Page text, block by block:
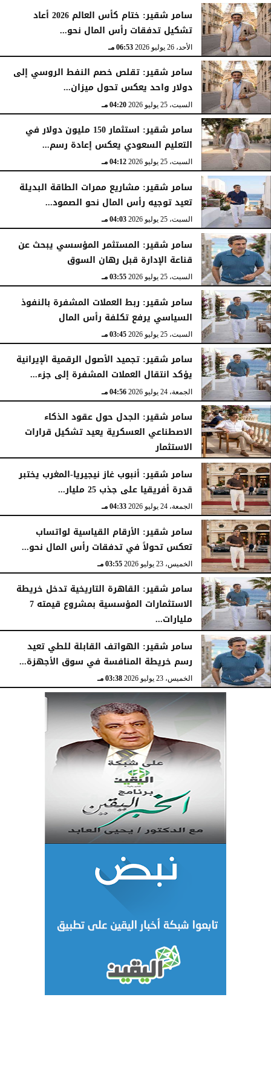
الأحد، 26 يوليو 2026 07:03 مـ
سامر شقير: ختام كأس العالم 2026 أعاد
تشكيل تدفقات رأس المال نحو...
الأحد، 26 يوليو 2026 06:53 مـ
سامر شقير: تقلص خصم النفط الروسي إلى
دولار واحد يعكس تحول ميزان...
السبت، 25 يوليو 2026 04:20 مـ
سامر شقير: استثمار 150 مليون دولار في
التعليم السعودي يعكس إعادة رسم...
السبت، 25 يوليو 2026 04:12 مـ
سامر شقير: مشاريع ممرات الطاقة البديلة
تعيد توجيه رأس المال نحو الصمود...
السبت، 25 يوليو 2026 04:03 مـ
سامر شقير: المستثمر المؤسسي يبحث عن
قناعة الإدارة قبل رهان السوق
السبت، 25 يوليو 2026 03:55 مـ
سامر شقير: ربط العملات المشفرة بالنفوذ
السياسي يرفع تكلفة رأس المال
السبت، 25 يوليو 2026 03:45 مـ
سامر شقير: تجميد الأصول الرقمية الإيرانية
يؤكد انتقال العملات المشفرة إلى جزء...
الجمعة، 24 يوليو 2026 04:56 مـ
سامر شقير: الجدل حول عقود الذكاء
الاصطناعي العسكرية يعيد تشكيل قرارات
الاستثمار
الجمعة، 24 يوليو 2026 04:45 مـ
سامر شقير: أنبوب غاز نيجيريا-المغرب يختبر
قدرة أفريقيا على جذب 25 مليار...
الجمعة، 24 يوليو 2026 04:33 مـ
سامر شقير: الأرقام القياسية لواتساب
تعكس تحولاً في تدفقات رأس المال نحو...
الخميس، 23 يوليو 2026 03:55 مـ
سامر شقير: القاهرة التاريخية تدخل خريطة
الاستثمارات المؤسسية بمشروع قيمته 7
مليارات...
الخميس، 23 يوليو 2026
سامر شقير: الهواتف القابلة للطي تعيد
رسم خريطة المنافسة في سوق الأجهزة...
الخميس، 23 يوليو 2026 03:38 مـ